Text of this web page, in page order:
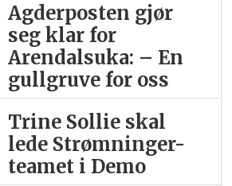
Agderposten gjør
seg klar for
Arendalsuka: – En
gullgruve for oss
Trine Sollie skal
lede Strømninger-
teamet i Demo